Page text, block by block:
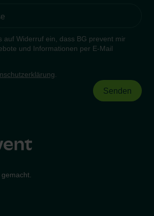
auf Widerruf ein, dass BG prevent mir
und Informationen per E-Mail